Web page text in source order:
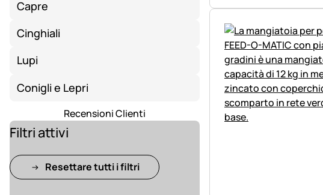
Capre
Cinghiali
Lupi
Conigli e Lepri
Recensioni Clienti
Filtri attivi
Resettare tutti i filtri